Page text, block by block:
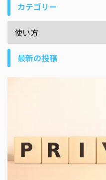
カテゴリー
最新の投稿